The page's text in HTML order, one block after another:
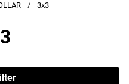
3x3